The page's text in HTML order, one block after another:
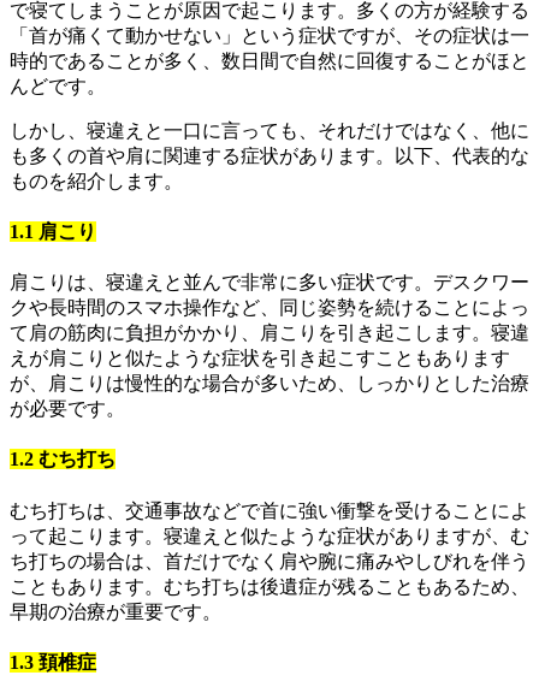
で寝てしまうことが原因で起こります。多くの方が経験する
「首が痛くて動かせない」という症状ですが、その症状は一
時的であることが多く、数日間で自然に回復することがほと
んどです。
しかし、寝違えと一口に言っても、それだけではなく、他に
も多くの首や肩に関連する症状があります。以下、代表的な
ものを紹介します。
1.1 肩こり
肩こりは、寝違えと並んで非常に多い症状です。デスクワー
クや長時間のスマホ操作など、同じ姿勢を続けることによっ
て肩の筋肉に負担がかかり、肩こりを引き起こします。寝違
えが肩こりと似たような症状を引き起こすこともあります
が、肩こりは慢性的な場合が多いため、しっかりとした治療
が必要です。
1.2 むち打ち
むち打ちは、交通事故などで首に強い衝撃を受けることによ
って起こります。寝違えと似たような症状がありますが、む
ち打ちの場合は、首だけでなく肩や腕に痛みやしびれを伴う
こともあります。むち打ちは後遺症が残ることもあるため、
早期の治療が重要です。
1.3 頚椎症